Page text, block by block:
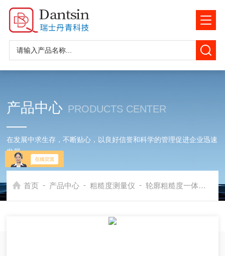
产品中心 PRODUCTS CENTER
在发展中求生存，不断贴心，以良好信誉和科学的管理促进企业迅速
发展
首页 - 产品中心 - 粗糙度测量仪 - 轮廓粗糙度一体机